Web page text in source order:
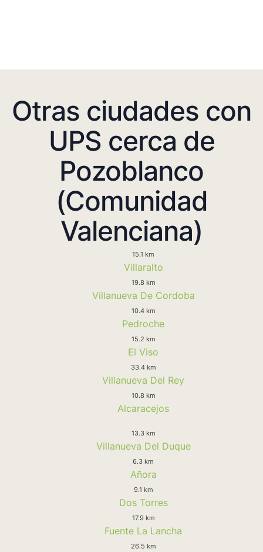
Otras ciudades con
UPS cerca de
Pozoblanco
(Comunidad
Valenciana)
15.1 km
Villaralto
19.8 km
Villanueva De Cordoba
10.4 km
Pedroche
15.2 km
El Viso
33.4 km
Villanueva Del Rey
10.8 km
Alcaracejos
13.3 km
Villanueva Del Duque
6.3 km
Añora
9.1 km
Dos Torres
17.9 km
Fuente La Lancha
26.5 km